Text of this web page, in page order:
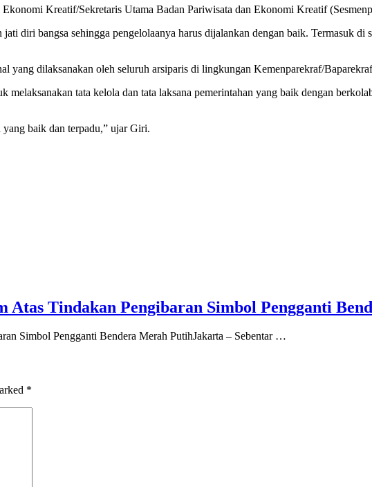
Kreatif/Sekretaris Utama Badan Pariwisata dan Ekonomi Kreatif
diri bangsa sehingga pengelolaanya harus dijalankan dengan baik. Termasuk
yang dilaksanakan oleh seluruh arsiparis di lingkungan Kemenparekraf/
tata kelola dan tata laksana pemerintahan yang baik dengan
yang baik dan terpadu,” ujar Giri.
Atas Tindakan Pengibaran Simbol Pengganti
Simbol Pengganti Bendera Merah PutihJakarta – Sebentar …
*